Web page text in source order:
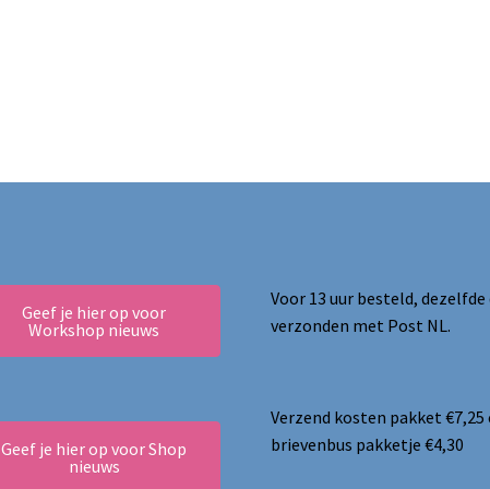
Geef je hier op voor
Workshop nieuws
Geef je hier op voor Shop
nieuws
Voor 13 uur besteld, dezelfde
verzonden met Post NL.
Verzend kosten pakket €7,25
brievenbus pakketje €4,30